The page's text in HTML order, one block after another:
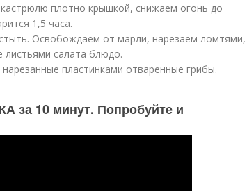
плотно крышкой, снижаем огонь до
1,5 часа.
Освобождаем от марли, нарезаем ломтями,
листьями салата блюдо.
пластинками отваренные грибы.
за 10 минут. Попробуйте и